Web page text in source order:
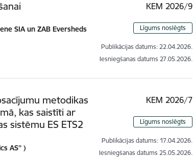
SIA un ZAB Eversheds
KEM 2026/9
Līgums noslēgts
Publikācijas datums: 22.04.2026.
Iesniegšanas datums 27.05.2026.
metodikas
kas saistīti ar
sistēmu ES ETS2
AS'' )
KEM 2026/7
Līgums noslēgts
Publikācijas datums: 17.04.2026.
Iesniegšanas datums 25.05.2026.